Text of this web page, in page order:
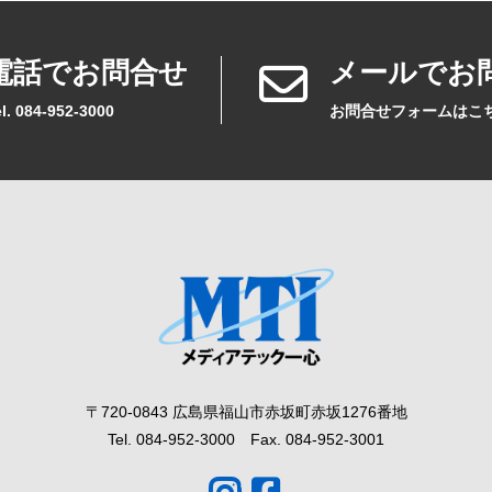
話でお問合せ
084-952-3000
メールでお
お問合せフォームはこ
〒720-0843 広島県福山市赤坂町赤坂1276番地
Tel. 084-952-3000 Fax. 084-952-3001